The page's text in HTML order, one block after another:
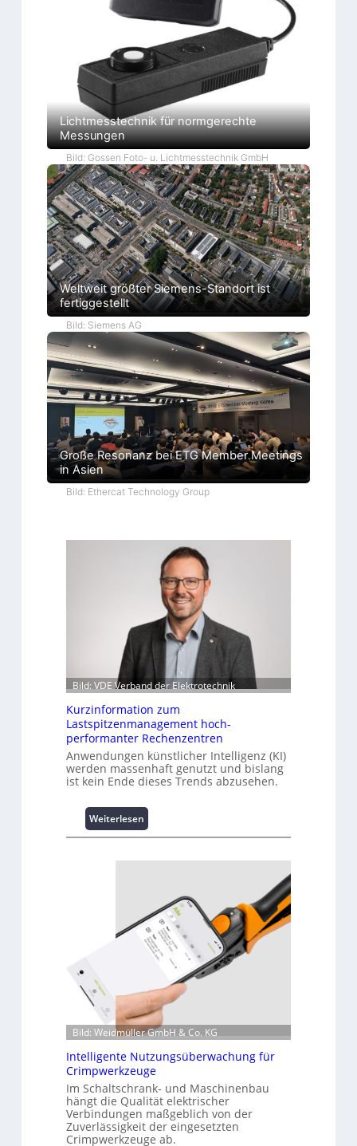
Lichtmesstechnik für normgerechte
Messungen
Bild: Gossen Foto- u. Lichtmesstechnik GmbH
Weltweit größter Siemens-Standort ist
fertiggestellt
Bild: Siemens AG
Große Resonanz bei ETG Member Meetings
in Asien
Bild: Ethercat Technology Group
Bild: VDE Verband der Elektrotechnik
Kurzinformation zum
Lastspitzenmanagement hoch-
performanter Rechenzentren
Anwendungen künstlicher Intelligenz (KI)
werden massenhaft genutzt und bislang
ist kein Ende dieses Trends abzusehen.
Weiterlesen
K
r
f
o
t
i
o
z
u
m
L
a
s
Bild: Weidmüller GmbH & Co. KG
Intelligente Nutzungsüberwachung für
Crimpwerkzeuge
Im Schaltschrank- und Maschinenbau
hängt die Qualität elektrischer
Verbindungen maßgeblich von der
Zuverlässigkeit der eingesetzten
Crimpwerkzeuge ab.